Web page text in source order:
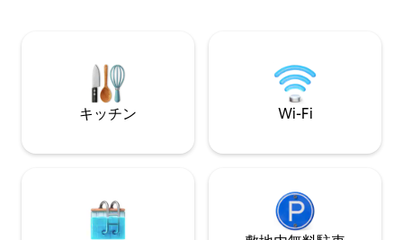
な感じがすると言う人もいます。 この建
物は、エレベーター付きの数少ない建物
のひとつで、ビーチに最も近い建物にあ
り、2つのスイミングプール、子供用プー
ります。
キッチン Wi-Fi